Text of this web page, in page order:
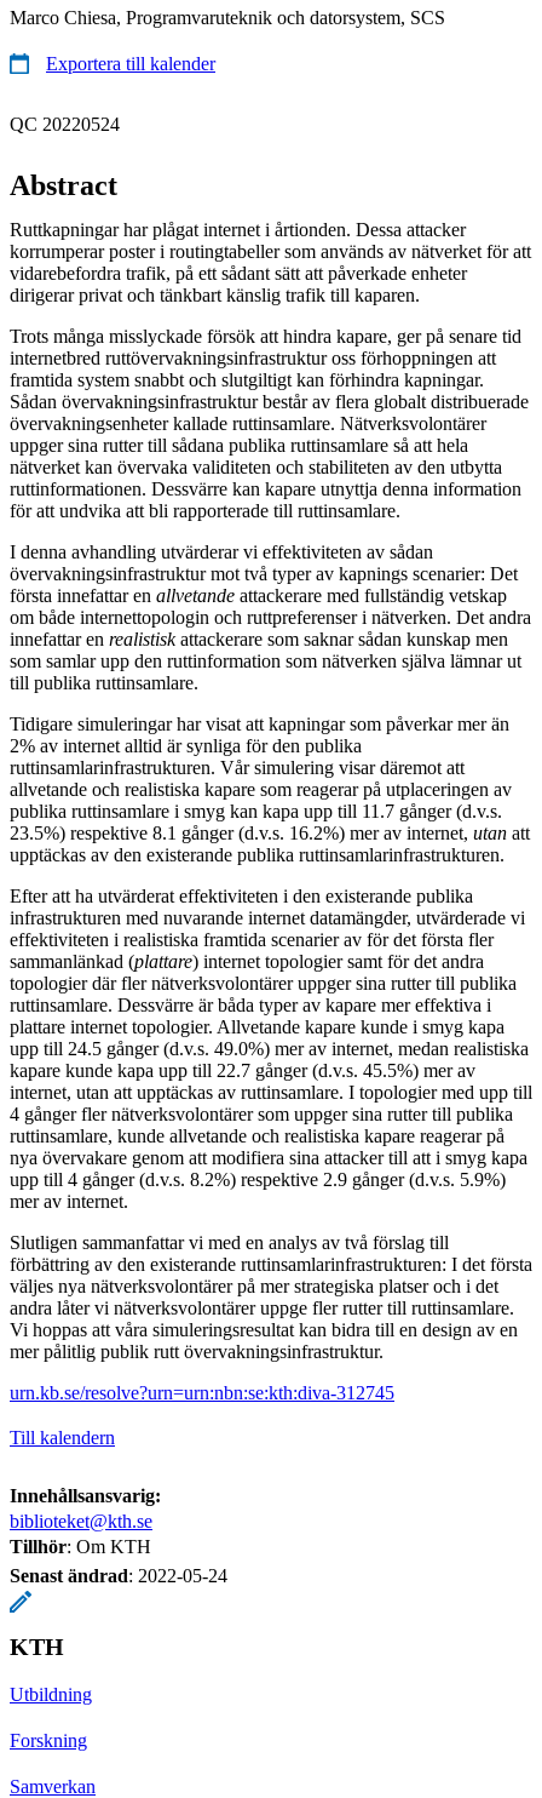
Marco Chiesa, Programvaruteknik och datorsystem, SCS
Exportera till kalender
QC 20220524
Abstract
Ruttkapningar har plågat internet i årtionden. Dessa attacker
korrumperar poster i routingtabeller som används av nätverket för att
vidarebefordra trafik, på ett sådant sätt att påverkade enheter
dirigerar privat och tänkbart känslig trafik till kaparen.
Trots många misslyckade försök att hindra kapare, ger på senare tid
internetbred ruttövervakningsinfrastruktur oss förhoppningen att
framtida system snabbt och slutgiltigt kan förhindra kapningar.
Sådan övervakningsinfrastruktur består av flera globalt distribuerade
övervakningsenheter kallade ruttinsamlare. Nätverksvolontärer
uppger sina rutter till sådana publika ruttinsamlare så att hela
nätverket kan övervaka validiteten och stabiliteten av den utbytta
ruttinformationen. Dessvärre kan kapare utnyttja denna information
för att undvika att bli rapporterade till ruttinsamlare.
I denna avhandling utvärderar vi effektiviteten av sådan
övervakningsinfrastruktur mot två typer av kapnings scenarier: Det
första innefattar en allvetande attackerare med fullständig vetskap
om både internettopologin och ruttpreferenser i nätverken. Det andra
innefattar en realistiskattackerare som saknar sådan kunskap men
som samlar upp den ruttinformation som nätverken själva lämnar ut
till publika ruttinsamlare.
Tidigare simuleringar har visat att kapningar som påverkar mer än
2% av internet alltid är synliga för den publika
ruttinsamlarinfrastrukturen. Vår simulering visar däremot att
allvetande och realistiska kapare som reagerar på utplaceringen av
publika ruttinsamlare i smyg kan kapa upp till 11.7 gånger (d.v.s.
23.5%) respektive 8.1 gånger (d.v.s. 16.2%) mer av internet, utan att
upptäckas av den existerande publika ruttinsamlarinfrastrukturen.
Efter att ha utvärderat effektiviteten i den existerande publika
infrastrukturen med nuvarande internet datamängder, utvärderade vi
effektiviteten i realistiska framtida scenarier av för det första fler
sammanlänkad (plattare) internet topologier samt för det andra
topologier där fler nätverksvolontärer uppger sina rutter till publika
ruttinsamlare. Dessvärre är båda typer av kapare mer effektiva i
plattare internet topologier. Allvetande kapare kunde i smyg kapa
upp till 24.5 gånger (d.v.s. 49.0%) mer av internet, medan realistiska
kapare kunde kapa upp till 22.7 gånger (d.v.s. 45.5%) mer av
internet, utan att upptäckas av ruttinsamlare. I topologier med upp till
4 gånger fler nätverksvolontärer som uppger sina rutter till publika
ruttinsamlare, kunde allvetande och realistiska kapare reagerar på
nya övervakare genom att modifiera sina attacker till att i smyg kapa
upp till 4 gånger (d.v.s. 8.2%) respektive 2.9 gånger (d.v.s. 5.9%)
mer av internet.
Slutligen sammanfattar vi med en analys av två förslag till
förbättring av den existerande ruttinsamlarinfrastrukturen: I det första
väljes nya nätverksvolontärer på mer strategiska platser och i det
andra låter vi nätverksvolontärer uppge fler rutter till ruttinsamlare.
Vi hoppas att våra simuleringsresultat kan bidra till en design av en
mer pålitlig publik rutt övervakningsinfrastruktur.
urn.kb.se/resolve?urn=urn:nbn:se:kth:diva-312745
Till kalendern
Innehållsansvarig:
biblioteket@kth.se
Tillhör: Om KTH
Senast ändrad: 2022-05-24
KTH
Utbildning
Forskning
Samverkan